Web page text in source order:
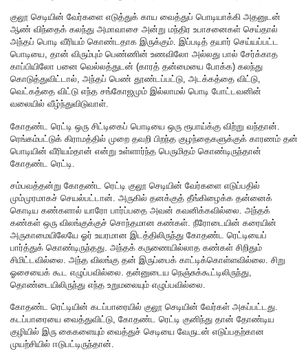
குலூ செடியின் வேர்களை எடுத்துக் காய வைத்துப் பொடியாக்கி அதனுடன்
ஆண் விந்தைக் கலந்து அமாவாசை அன்று மந்திர உபாசனைகள் செய்தால்
அந்தப் பொடி வீரியம் கொண்டதாக இருக்கும். இப்படித் தயார் செய்யப்பட்ட
பொடியை, தான் விரும்பும் பெண்ணின் உணவிலோ அல்லது பால் சேர்க்காத
காப்பியிலோ பனை வெல்லத்துடன் (காரத் தன்மையை போக்க) கலந்து
கொடுத்துவிட்டால், அந்தப் பெண் தூண்டப்பட்டு, அடக்கத்தை விட்டு,
வெட்கத்தை விட்டு எந்த சங்கோஜமும் இல்லாமல் பொடி போட்டவனின்
வலையில் வீழ்ந்துவிடுவாள்.
கோதண்ட ரெட்டி ஒரு சிட்டிகைப் பொடியை ஒரு ரூபாய்க்கு விற்று வந்தான்.
ரெங்கம்பட்டுக் கிராமத்தில் முறை தவறி பிறந்த குழந்தைகளுக்குக் காரணம் தன்
பொடியின் வீரியம்தான் என்று உள்ளார்ந்த பெருமிதம் கொண்டிருந்தான்
கோதண்ட ரெட்டி.
சம்பவத்தன்று கோதண்ட ரெட்டி குலூ செடியின் வேர்களை எடுப்பதில்
மும்முரமாகச் செயல்பட்டான். அருகில் தனக்குத் தீங்கிழைக்க தன்னைக்
கொடிய கண்களால் யாரோ பார்ப்பதை அவன் கவனிக்கவில்லை. அந்தக்
கண்கள் ஒரு விலங்குக்குச் சொந்தமான கண்கள். நீரோடையின் கரையின்
அருகாமையிலேயே ஓர் உயரமான இடத்திலிருந்து கோதண்ட ரெட்டியைப்
பார்த்துக் கொண்டிருந்தது. அந்தக் கருணையில்லாத கண்கள் சிறிதும்
சிமிட்டவில்லை. அந்த விலங்கு தன் இருப்பைக் காட்டிக்கொள்ளவில்லை. சிறு
ஓசையைக் கூட எழுப்பவில்லை. தன்னுடைய நெஞ்சுக்கூட்டிலிருந்து,
தொண்டையிலிருந்து எந்த உறுமலையும் எழுப்பவில்லை.
கோதண்ட ரெட்டியின் கடப்பாரையில் குலூ செடியின் வேர்கள் அகப்பட்டது.
கடப்பாரையை வைத்துவிட்டு, கோதண்ட ரெட்டி குனிந்து தான் தோண்டிய
குழியில் இரு கைகளையும் வைத்துச் செடியை வேருடன் எடுப்பதற்கான
முயற்சியில் ஈடுபட்டிருந்தான்.